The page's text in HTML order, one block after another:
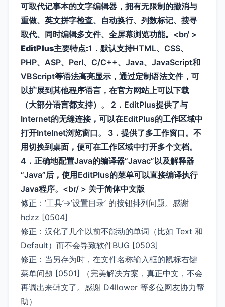
可取代记事本的文字编辑器，拥有无限制的撤消与
重做、英文拼字检查、自动换行、列数标记、搜寻
取代、同时编辑多文件、全屏幕浏览功能。<br/ >
EditPlus主要特点:1．默认支持HTML、CSS、
PHP、ASP、Perl、C/C++、Java、JavaScript和
VBScript等语法高亮显示，通过定制语法文件，可
以扩展到其他程序语言，在官方网站上可以下载
（大部分语言都支持）。 2．EditPlus提供了与
Internet的无缝连接，可以在EditPlus的工作区域中
打开Intelnet浏览窗口。 3．提供了多工作窗口。不
用切换到桌面，便可在工作区域中打开多个文档。
4．正确地配置Java的编译器“Javac”以及解释器
“Java”后，使用EditPlus的菜单可以直接编译执行
Java程序。<br/ > 关于简体中文版
修正：’工具’->’设置目录’ 的按钮排列问题。感谢
hdzz [0504]
修正：汉化了几个以前不能动的单词（比如 Text 和
Default）而不会导致软件BUG [0503]
修正：当另存为时，在文件名称输入框的鼠标右键
菜单问题 [0501] （完美解决方案，真正中文，不会
再调出来韩文了。感谢 D4llower 等多位网友协力帮
助）